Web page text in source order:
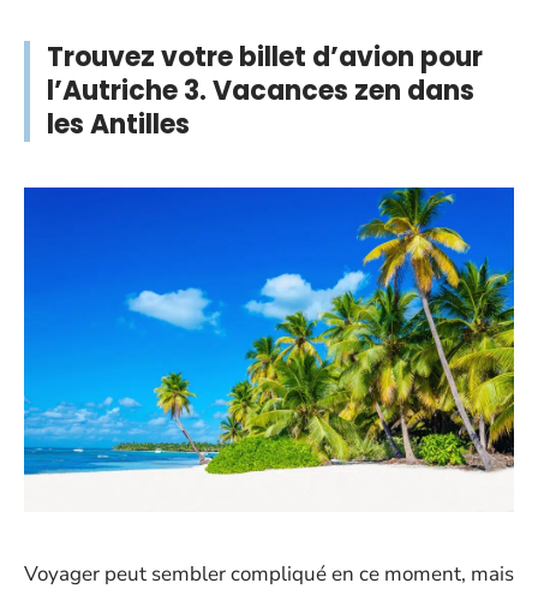
Trouvez votre billet d’avion pour
l’Autriche 3. Vacances zen dans
les Antilles
Voyager peut sembler compliqué en ce moment, mais